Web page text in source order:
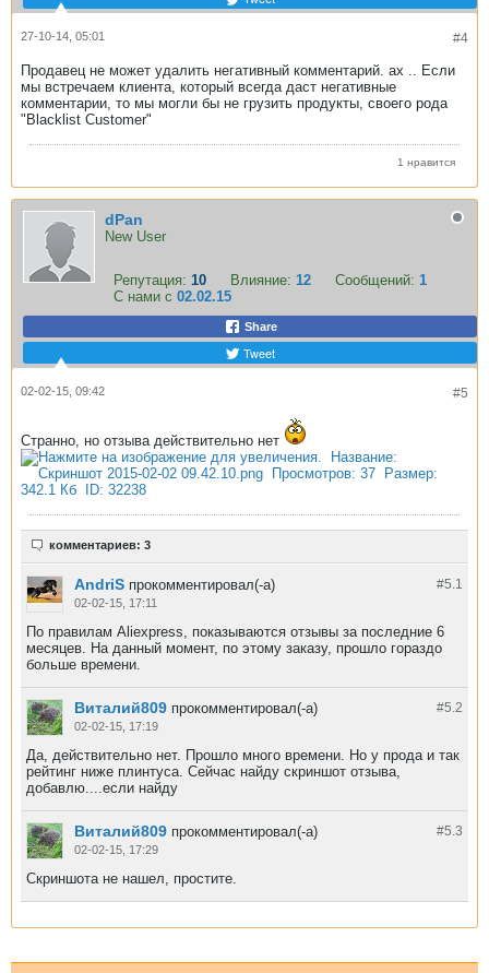
#4
27-10-14, 05:01
Продавец не может удалить негативный комментарий. ах .. Если
мы встречаем клиента, который всегда даст негативные
комментарии, то мы могли бы не грузить продукты, своего рода
"Blacklist Customer"
1 нравится
dPan
New User
Репутация: 10 Влияние: 12 Сообщений: 1
С нами с 02.02.15
Share
Tweet
#5
02-02-15, 09:42
Странно, но отзыва действительно нет
комментариев: 3
#5.1
AndriS прокомментировал(-а)
02-02-15, 17:11
По правилам Aliexpress, показываются отзывы за последние 6
месяцев. На данный момент, по этому заказу, прошло гораздо
больше времени.
#5.2
Виталий809 прокомментировал(-а)
02-02-15, 17:19
Да, действительно нет. Прошло много времени. Но у прода и так
рейтинг ниже плинтуса. Сейчас найду скриншот отзыва,
добавлю....если найду
#5.3
Виталий809 прокомментировал(-а)
02-02-15, 17:29
Скриншота не нашел, простите.